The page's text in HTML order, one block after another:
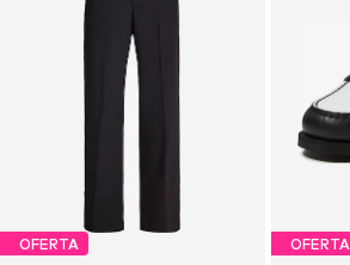
OFERTA OFERTA